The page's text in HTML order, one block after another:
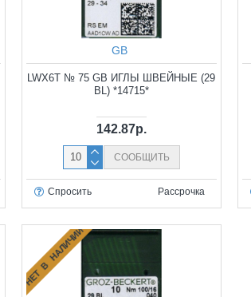
GB
LWX6T № 75 GB ИГЛЫ ШВЕЙНЫЕ (29
BL) *14715*
142.87р.
СООБЩИТЬ
Спросить Рассрочка
НЕТ В НАЛИЧИИ